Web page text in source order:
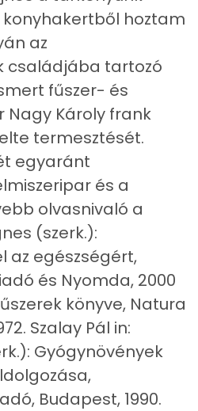
334 mg
0 mg
0 mg
11.1 g
2 mg
225.9 g
hoztam
az
családjába tartozó
fűszer- és
Nagy Károly frank
termesztését.
egyaránt
és a
olvasnivaló a
(szerk.):
az egészségért,
és Nyomda, 2000
könyve, Natura
Szalay Pál in:
Gyógynövények
Budapest, 1990.